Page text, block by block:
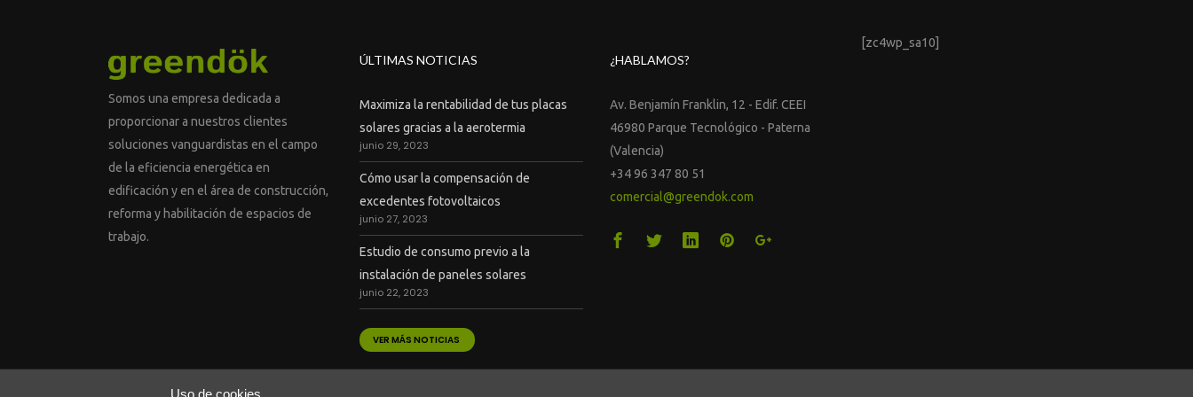
Somos una empresa dedicada a
proporcionar a nuestros clientes
soluciones vanguardistas en el campo
de la eficiencia energética en
edificación y en el área de construcción,
reforma y habilitación de espacios de
trabajo.
ÚLTIMAS NOTICIAS
Maximiza la rentabilidad de tus placas
solares gracias a la aerotermia
junio 29, 2023
Cómo usar la compensación de
excedentes fotovoltaicos
junio 27, 2023
Estudio de consumo previo a la
instalación de paneles solares
junio 22, 2023
VER MÁS NOTICIAS
¿HABLAMOS?
Av. Benjamín Franklin, 12 - Edif. CEEI
46980 Parque Tecnológico - Paterna
(Valencia)
+34 96 347 80 51
comercial@greendok.com
[zc4wp_sa10]
Uso de cookies